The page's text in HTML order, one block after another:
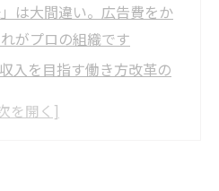
は大間違い。広告費をか
がプロの組織です
入を目指す働き方改革の
ンス重視の美容室求人選